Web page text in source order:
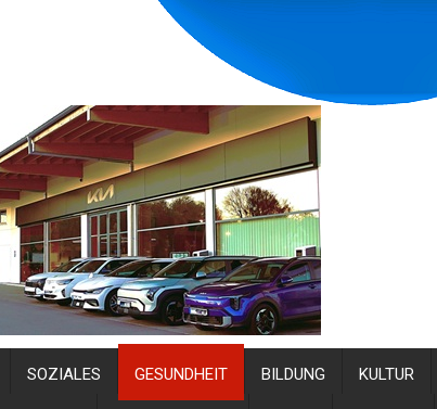
SOZIALES GESUNDHEIT BILDUNG KULTUR